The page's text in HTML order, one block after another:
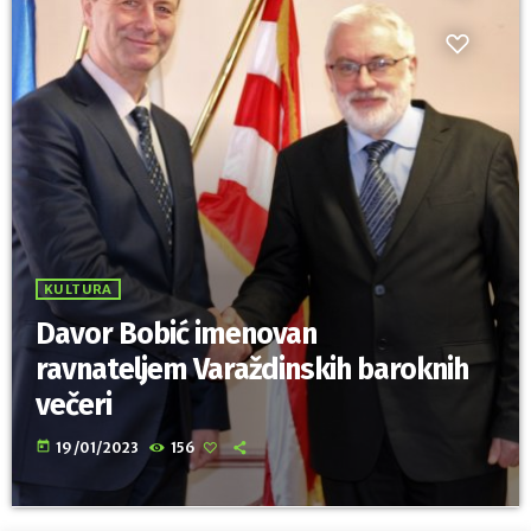
KULTURA
Davor Bobić imenovan
ravnateljem Varaždinskih baroknih
večeri
today 19/01/2023 156